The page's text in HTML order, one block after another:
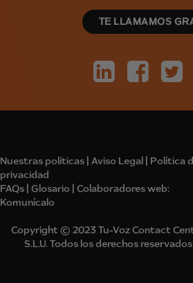
TE LLAMAMOS
Nuestras políticas | Aviso Legal | Política
privacidad
FAQs | Glosario | Colaboradoresweb:
Komunícalo
Copyright © 2023 Tu-Voz Contact
S.L.U. Todos los derechos reservados